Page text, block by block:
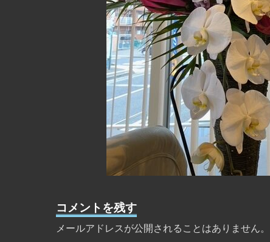
コメントを残す
メールアドレスが公開されることはありません。